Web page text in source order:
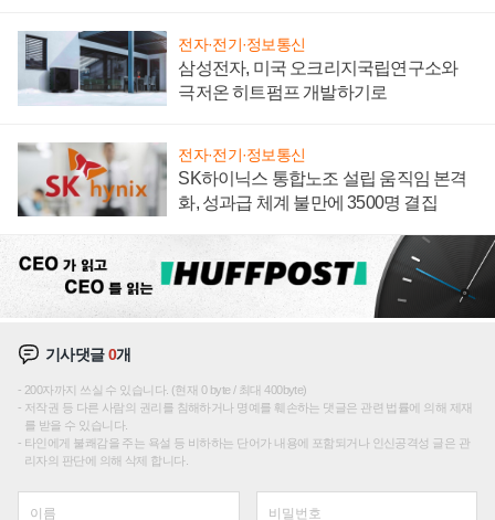
전자·전기·정보통신
삼성전자, 미국 오크리지국립연구소와
극저온 히트펌프 개발하기로
전자·전기·정보통신
SK하이닉스 통합노조 설립 움직임 본격
화, 성과급 체계 불만에 3500명 결집
기사댓글0개
200자까지 쓰실 수 있습니다. (현재 0 byte / 최대 400byte)
저작권 등 다른 사람의 권리를 침해하거나 명예를 훼손하는 댓글은 관련 법률에 의해 제재
를 받을 수 있습니다.
타인에게 불쾌감을 주는 욕설 등 비하하는 단어가 내용에 포함되거나 인신공격성 글은 관
리자의 판단에 의해 삭제 합니다.